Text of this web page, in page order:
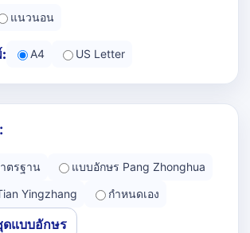
แนวนอน
A4 US Letter
ตรฐาน
แบบอักษร Pang Zhonghua
Yingzhang
กำหนดเอง
แบบอักษร